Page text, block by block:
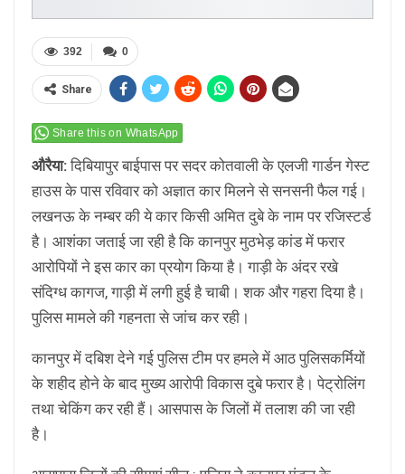
0
392
Share
Share this on WhatsApp
औरैया:दिबियापुर बाईपास पर सदर कोतवाली के एलजी गार्डन गेस्ट
हाउस के पास रविवार को अज्ञात कार मिलने से सनसनी फैल गई।
लखनऊ के नम्बर की ये कार किसी अमित दुबे के नाम पर रजिस्टर्ड
है। आशंका जताई जा रही है कि कानपुर मुठभेड़ कांड में फरार
आरोपियों ने इस कार का प्रयोग किया है। गाड़ी के अंदर रखे
संदिग्ध कागज, गाड़ी में लगी हुई है चाबी। शक और गहरा दिया है।
पुलिस मामले की गहनता से जांच कर रही।
कानपुर में दबिश देने गई पुलिस टीम पर हमले में आठ पुलिसकर्मियों
के शहीद होने के बाद मुख्य आरोपी विकास दुबे फरार है। पेट्रोलिंग
तथा चेकिंग कर रही हैं। आसपास के जिलों में तलाश की जा रही
है।